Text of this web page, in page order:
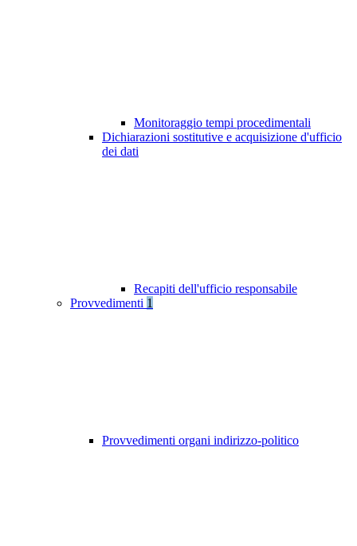
Monitoraggio tempi procedimentali
Dichiarazioni sostitutive e acquisizione d'ufficio
dei dati
Recapiti dell'ufficio responsabile
Provvedimenti 1
Provvedimenti organi indirizzo-politico